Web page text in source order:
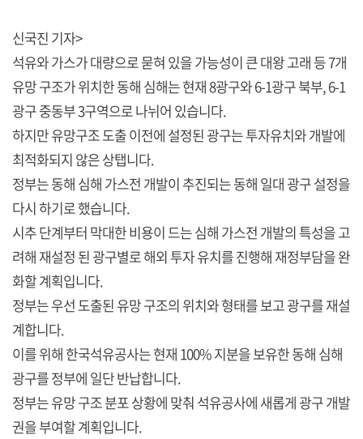
신국진 기자>
석유와 가스가 대량으로 묻혀 있을 가능성이 큰 대왕 고래 등 7개
유망 구조가 위치한 동해 심해는 현재 8광구와 6-1광구 북부, 6-1
광구 중동부 3구역으로 나뉘어 있습니다.
하지만 유망구조 도출 이전에 설정된 광구는 투자유치와 개발에
최적화되지 않은 상탭니다.
정부는 동해 심해 가스전 개발이 추진되는 동해 일대 광구 설정을
다시 하기로 했습니다.
시추 단계부터 막대한 비용이 드는 심해 가스전 개발의 특성을 고
려해 재설정 된 광구별로 해외 투자 유치를 진행해 재정부담을 완
화할 계획입니다.
정부는 우선 도출된 유망 구조의 위치와 형태를 보고 광구를 재설
계합니다.
이를 위해 한국석유공사는 현재 100% 지분을 보유한 동해 심해
광구를 정부에 일단 반납합니다.
정부는 유망 구조 분포 상황에 맞춰 석유공사에 새롭게 광구 개발
권을 부여할 계획입니다.